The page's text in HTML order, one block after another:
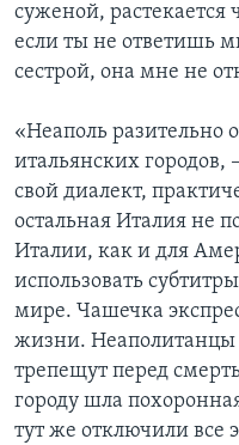
суженой, растекается
если ты не ответишь
сестрой, она мне не
«Неаполь разительно
итальянских городов,
свой диалект,
остальная Италия не
Италии, как и для
использовать
мире. Чашечка
жизни. Неаполитанцы
трепещут перед
городу шла
тут же отключили все